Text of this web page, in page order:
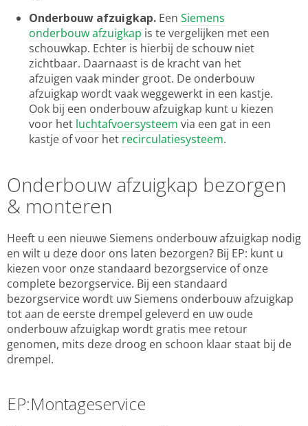
Onderbouw afzuigkap. Een Siemens
onderbouw afzuigkap is te vergelijken met een
schouwkap. Echter is hierbij de schouw niet
zichtbaar. Daarnaast is de kracht van het
afzuigen vaak minder groot. De onderbouw
afzuigkap wordt vaak weggewerkt in een kastje.
Ook bij een onderbouw afzuigkap kunt u kiezen
voor het luchtafvoersysteem via een gat in een
kastje of voor het recirculatiesysteem.
Onderbouw afzuigkap bezorgen
& monteren
Heeft u een nieuwe Siemens onderbouw afzuigkap nodig
en wilt u deze door ons laten bezorgen? Bij EP: kunt u
kiezen voor onze standaard bezorgservice of onze
complete bezorgservice. Bij een standaard
bezorgservice wordt uw Siemens onderbouw afzuigkap
tot aan de eerste drempel geleverd en uw oude
onderbouw afzuigkap wordt gratis mee retour
genomen, mits deze droog en schoon klaar staat bij de
drempel.
EP:Montageservice